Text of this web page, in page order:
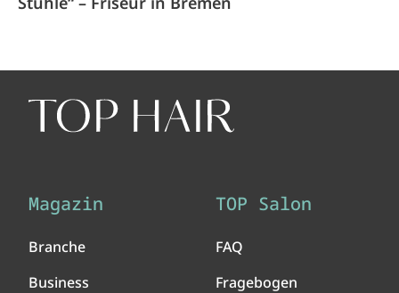
Magazin
Branche
Business
TOP Salon
FAQ
Fragebogen